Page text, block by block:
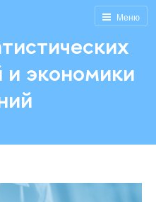
Меню
и экономики